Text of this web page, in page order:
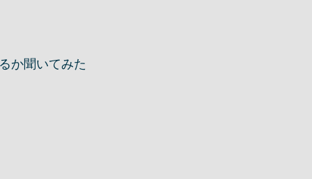
か聞いてみた